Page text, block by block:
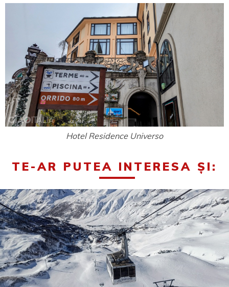
Hotel Residence Universo
TE-AR PUTEA INTERESA ȘI: